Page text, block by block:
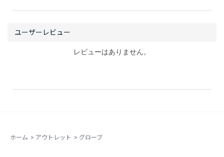
レビューはありません。
ホーム > アウトレット > グローブ